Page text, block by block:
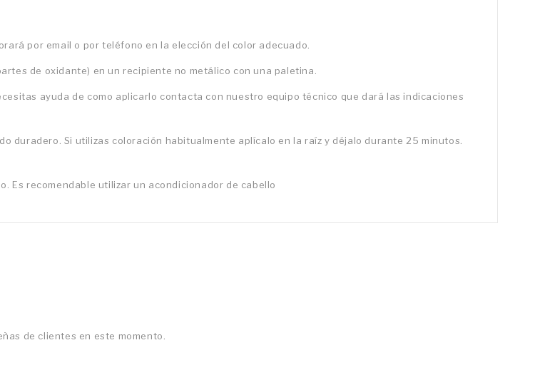
por email o por teléfono en la elección del color adecuado.
de oxidante) en un recipiente no metálico con una paletina.
ayuda de como aplicarlo contacta con nuestro equipo técnico que dará las indicaciones
duradero. Si utilizas coloración habitualmente aplícalo en la raíz y déjalo durante 25 minutos.
Es recomendable utilizar un acondicionador de cabello
de clientes en este momento.